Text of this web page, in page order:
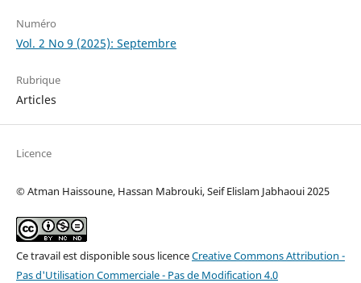
Numéro
Vol. 2 No 9 (2025): Septembre
Rubrique
Articles
Licence
© Atman Haissoune, Hassan Mabrouki, Seif Elislam Jabhaoui 2025
Ce travail est disponible sous licenceCreative Commons Attribution -
Pas d'Utilisation Commerciale - Pas de Modification 4.0